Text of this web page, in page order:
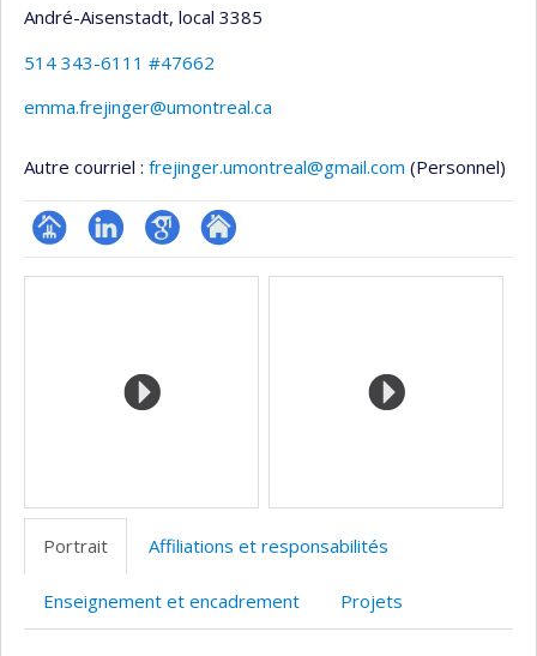
André-Aisenstadt, local 3385
514 343-6111 #47662
emma.frejinger@umontreal.ca
Autre courriel : frejinger.umontreal@gmail.com (Personnel)
Page LinkedInGoogleAutre
Médias
Portrait Affiliations et responsabilités
Enseignement et encadrement Projets